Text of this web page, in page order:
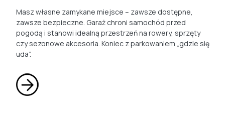
Masz własne zamykane miejsce – zawsze dostępne,
zawsze bezpieczne. Garaż chroni samochód przed
pogodą i stanowi idealną przestrzeń na rowery, sprzęty
czy sezonowe akcesoria. Koniec z parkowaniem „gdzie się
uda”.